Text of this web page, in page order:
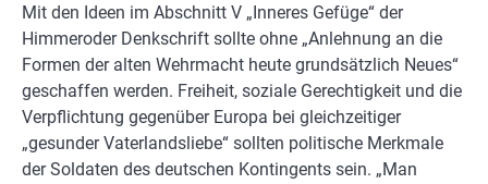
Mit den Ideen im Abschnitt V „Inneres Gefüge“ der
Himmeroder Denkschrift sollte ohne „Anlehnung an die
Formen der alten Wehrmacht heute grundsätzlich Neues“
geschaffen werden. Freiheit, soziale Gerechtigkeit und die
Verpflichtung gegenüber Europa bei gleichzeitiger
„gesunder Vaterlandsliebe“ sollten politische Merkmale
der Soldaten des deutschen Kontingents sein. „Man